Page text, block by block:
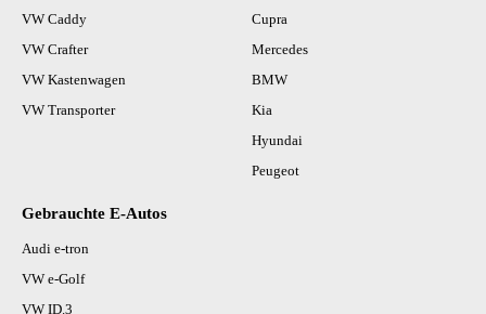
VW Caddy
VW Crafter
VW Kastenwagen
VW Transporter
Cupra
Mercedes
BMW
Kia
Hyundai
Peugeot
Gebrauchte E-Autos
Audi e-tron
VW e-Golf
VW ID.3